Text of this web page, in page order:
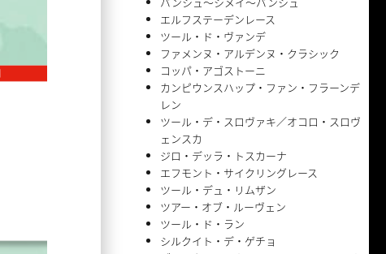
エルフステーデンレース
ツール・ド・ヴァンデ
ファメンヌ・アルデンヌ・クラシック
コッパ・アゴストーニ
カンピウンスハップ・ファン・フラーンデ
レン
ツール・デ・スロヴァキ／オコロ・スロヴ
ェンスカ
ジロ・デッラ・トスカーナ
エフモント・サイクリングレース
ツール・デュ・リムザン
ツアー・オブ・ルーヴェン
ツール・ド・ラン
シルクイト・デ・ゲチョ